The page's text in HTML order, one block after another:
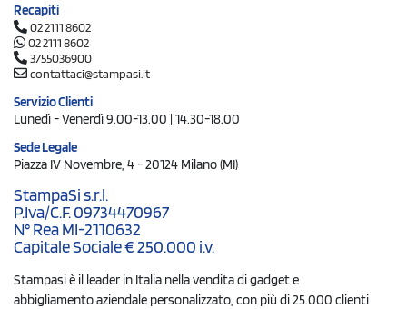
Recapiti
02 2111 8602
02 2111 8602
3755036900
contattaci@stampasi.it
Servizio Clienti
Lunedì - Venerdì 9.00-13.00 | 14.30-18.00
Sede Legale
Piazza IV Novembre, 4 - 20124 Milano (MI)
StampaSi s.r.l.
P.Iva/C.F. 09734470967
N° Rea MI-2110632
Capitale Sociale € 250.000 i.v.
Stampasi è il leader in Italia nella vendita di gadget e
abbigliamento aziendale personalizzato, con più di 25.000 clienti